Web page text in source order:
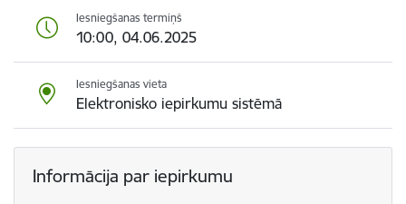
Iesniegšanas termiņš
10:00, 04.06.2025
Iesniegšanas vieta
Elektronisko iepirkumu sistēmā
Informācija par iepirkumu